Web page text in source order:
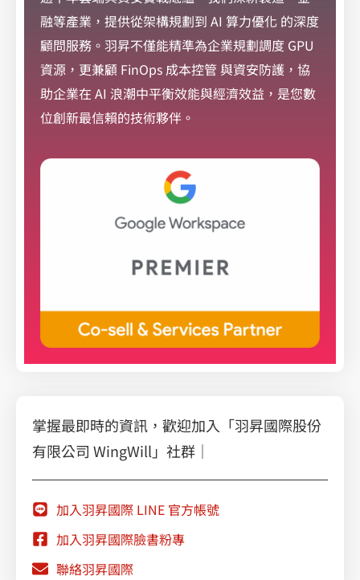
明
之
權
利
，
並
留
此
書
融等產業，提供從架構規劃到 AI 算力優化 的深度
顧問服務。羽昇不僅能精準為企業規劃調度 GPU
資源，更兼顧 FinOps 成本控管 與資安防護，協
助企業在 AI 浪潮中平衡效能與經濟效益，是您數
位創新最信賴的技術夥伴。
掌握最即時的資訊，歡迎加入「羽昇國際股份
有限公司 WingWill」社群｜
加入羽昇國際 LINE 官方帳號
加入羽昇國際臉書粉專
聯絡羽昇國際